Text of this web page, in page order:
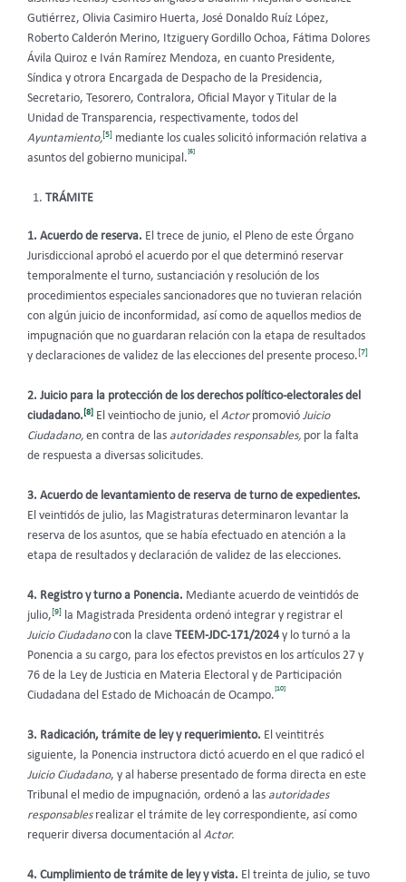
Gutiérrez, Olivia Casimiro Huerta, José Donaldo Ruíz López,
Roberto Calderón Merino, Itziguery Gordillo Ochoa, Fátima Dolores
Ávila Quiroz e Iván Ramírez Mendoza, en cuanto Presidente,
Síndica y otrora Encargada de Despacho de la Presidencia,
Secretario, Tesorero, Contralora, Oficial Mayor y Titular de la
Unidad de Transparencia, respectivamente, todos del
Ayuntamiento,[5] mediante los cuales solicitó información relativa a
asuntos del gobierno municipal.
[6]
TRÁMITE
1. Acuerdo de reserva. El trece de junio, el Pleno de este Órgano
Jurisdiccional aprobó el acuerdo por el que determinó reservar
temporalmente el turno, sustanciación y resolución de los
procedimientos especiales sancionadores que no tuvieran relación
con algún juicio de inconformidad, así como de aquellos medios de
impugnación que no guardaran relación con la etapa de resultados
y declaraciones de validez de las elecciones del presente proceso.[7]
2. Juicio para la protección de los derechos político-electorales del
ciudadano. [8] El veintiocho de junio, el Actor promovió Juicio
Ciudadano, en contra de las autoridades responsables, por la falta
de respuesta a diversas solicitudes.
3. Acuerdo de levantamiento de reserva de turno de expedientes.
El veintidós de julio, las Magistraturas determinaron levantar la
reserva de los asuntos, que se había efectuado en atención a la
etapa de resultados y declaración de validez de las elecciones.
4. Registro y turno a Ponencia. Mediante acuerdo de veintidós de
julio,[9]
la Magistrada Presidenta ordenó integrar y registrar el
Juicio Ciudadanocon la clave TEEM-JDC-171/2024y lo turnó a la
Ponencia a su cargo, para los efectos previstos en los artículos 27 y
76 de la Ley de Justicia en Materia Electoral y de Participación
Ciudadana del Estado de Michoacán de Ocampo.
[10]
3. Radicación, trámite de ley y requerimiento. El veintitrés
siguiente, la Ponencia instructora dictó acuerdo en el que radicó el
Juicio Ciudadano, y al haberse presentado de forma directa en este
Tribunal el medio de impugnación, ordenó a las autoridades
responsablesrealizar el trámite de ley correspondiente, así como
requerir diversa documentación al Actor.
4. Cumplimiento de trámite de ley y vista. El treinta de julio, se tuvo